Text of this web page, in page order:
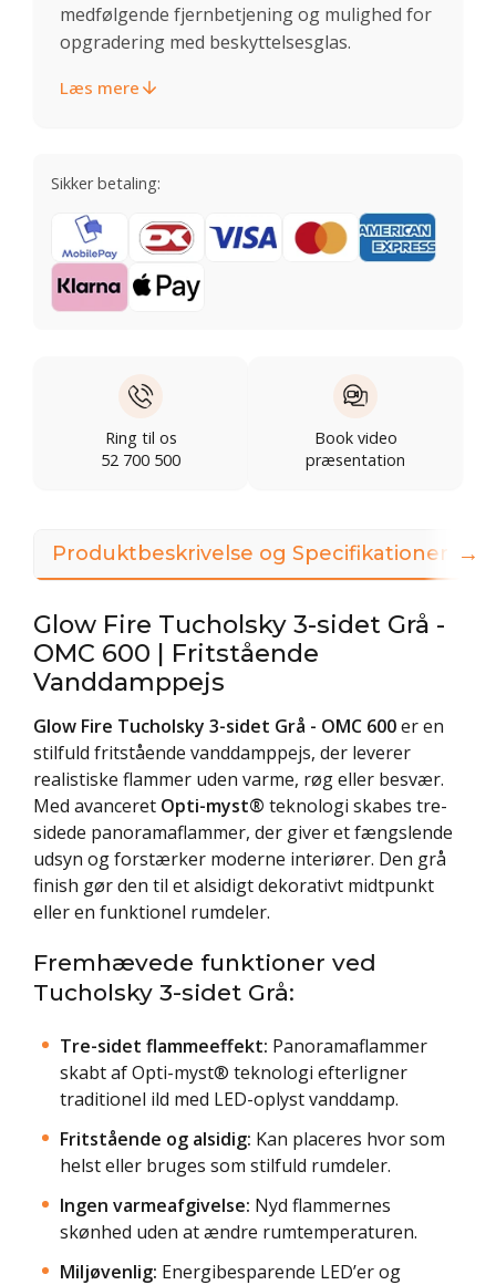
medfølgende fjernbetjening og mulighed for
opgradering med beskyttelsesglas.
Læs mere
Sikker betaling:
Ring til os
52 700 500
Book video
præsentation
Produktbeskrivelse og Specifikationer
Glow Fire Tucholsky 3-sidet Grå -
OMC 600 | Fritstående
Vanddamppejs
Glow Fire Tucholsky 3-sidet Grå - OMC 600er en
stilfuld fritstående vanddamppejs, der leverer
realistiske flammer uden varme, røg eller besvær.
Med avanceret Opti-myst® teknologi skabes tre-
sidede panoramaflammer, der giver et fængslende
udsyn og forstærker moderne interiører. Den grå
finish gør den til et alsidigt dekorativt midtpunkt
eller en funktionel rumdeler.
Fremhævede funktioner ved
Tucholsky 3-sidet Grå:
Tre-sidet flammeeffekt: Panoramaflammer
skabt af Opti-myst® teknologi efterligner
traditionel ild med LED-oplyst vanddamp.
Fritstående og alsidig: Kan placeres hvor som
helst eller bruges som stilfuld rumdeler.
Ingen varmeafgivelse: Nyd flammernes
skønhed uden at ændre rumtemperaturen.
Miljøvenlig: Energibesparende LED’er og
→